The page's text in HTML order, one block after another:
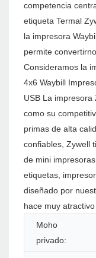
competencia
etiqueta Termal
la impresora
permite
Consideramos la
4x6 Waybill
USB La
como su
primas de alta
confiables, Zywell
de mini
etiquetas,
diseñado por
hace muy
Moho
privado: